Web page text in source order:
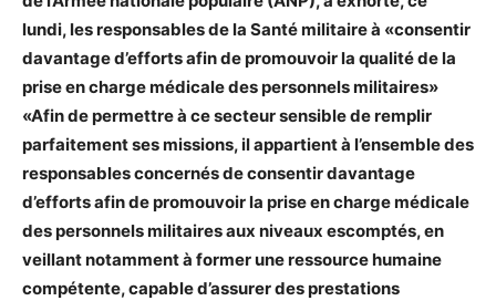
lundi, les responsables de la Santé militaire à «consentir
davantage d’efforts afin de promouvoir la qualité de la
prise en charge médicale des personnels militaires»
«Afin de permettre à ce secteur sensible de remplir
parfaitement ses missions, il appartient à l’ensemble des
responsables concernés de consentir davantage
d’efforts afin de promouvoir la prise en charge médicale
des personnels militaires aux niveaux escomptés, en
veillant notamment à former une ressource humaine
compétente, capable d’assurer des prestations